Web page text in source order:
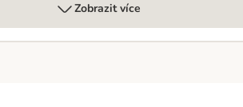
Zobrazit více